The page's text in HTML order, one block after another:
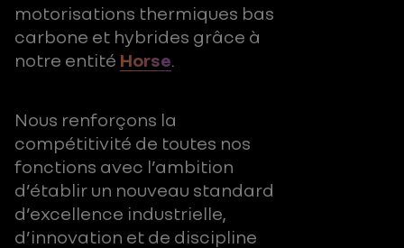
motorisations thermiques bas
carbone et hybrides grâce à
notre entité Horse.
Nous renforçons la
compétitivité de toutes nos
fonctions avec l’ambition
d’établir un nouveau standard
d’excellence industrielle,
d’innovation et de discipline